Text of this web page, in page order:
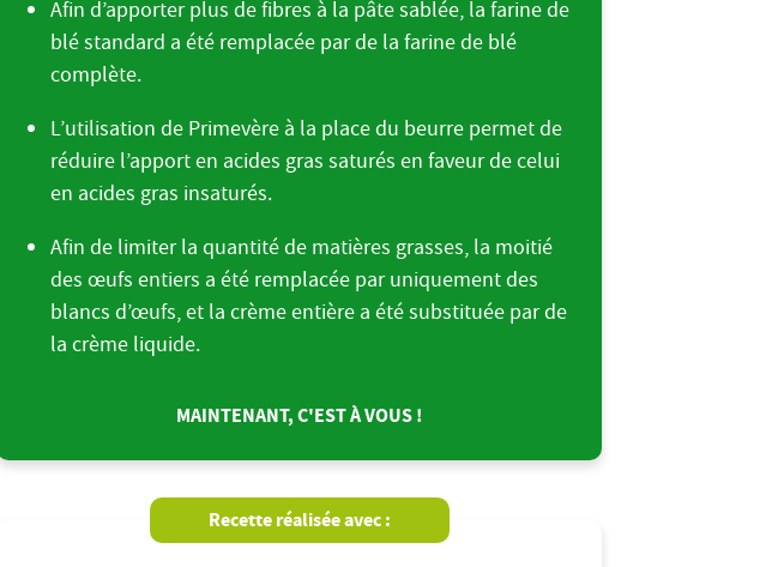
Afin d’apporter plus de fibres à la pâte sablée, la farine de
blé standard a été remplacée par de la farine de blé
complète.
L’utilisation de Primevère à la place du beurre permet de
réduire l’apport en acides gras saturés en faveur de celui
en acides gras insaturés.
Afin de limiter la quantité de matières grasses, la moitié
des œufs entiers a été remplacée par uniquement des
blancs d’œufs, et la crème entière a été substituée par de
la crème liquide.
MAINTENANT, C'EST À VOUS !
Recette réalisée avec :